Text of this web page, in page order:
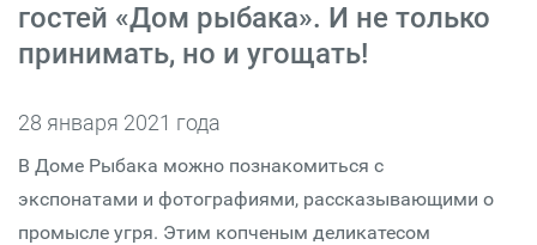
гостей «Дом рыбака». И не только
принимать, но и угощать!
28 января 2021 года
В Доме Рыбака можно познакомиться с
экспонатами и фотографиями, рассказывающими о
промысле угря. Этим копченым деликатесом